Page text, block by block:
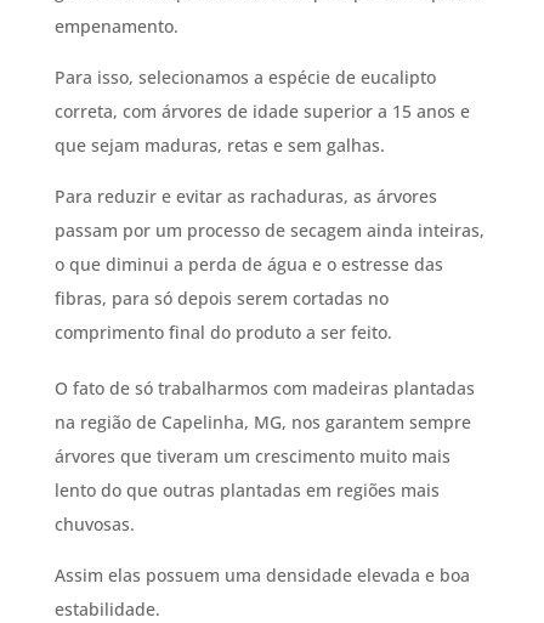
empenamento.
Para isso, selecionamos a espécie de eucalipto
correta, com árvores de idade superior a 15 anos e
que sejam maduras, retas e sem galhas.
Para reduzir e evitar as rachaduras, as árvores
passam por um processo de secagem ainda inteiras,
o que diminui a perda de água e o estresse das
fibras, para só depois serem cortadas no
comprimento final do produto a ser feito.
O fato de só trabalharmos com madeiras plantadas
na região de Capelinha, MG, nos garantem sempre
árvores que tiveram um crescimento muito mais
lento do que outras plantadas em regiões mais
chuvosas.
Assim elas possuem uma densidade elevada e boa
estabilidade.